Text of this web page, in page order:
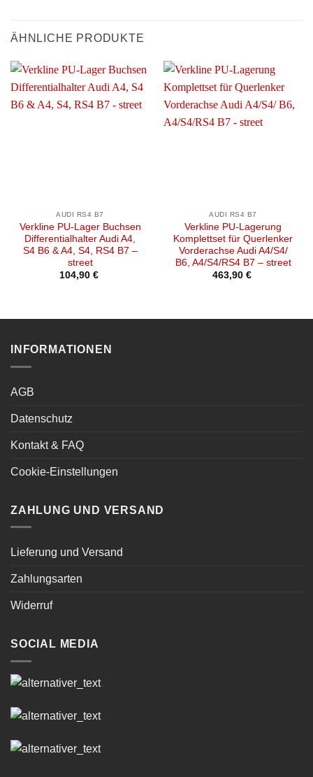
ÄHNLICHE PRODUKTE
AUDI RS4 B7
Verkline PU-Lager Buchsen
Differentialhalter Audi A4,
S4 B6 & A4, S4, RS4 B7 –
street
104,90 €
AUDI RS4 B7
Verkline PU-Lagerung
Komplettset für Querlenker
Vorderachse Audi A4/S4/
B6, A4/S4/RS4 B7 – street
463,90 €
INFORMATIONEN
AGB
Datenschutz
Kontakt & FAQ
Cookie-Einstellungen
ZAHLUNG UND VERSAND
Lieferung und Versand
Zahlungsarten
Widerruf
SOCIAL MEDIA